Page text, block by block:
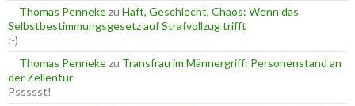
Thomas Pennekezu Haft, Geschlecht, Chaos: Wenn das
Selbstbestimmungsgesetz auf Strafvollzug trifft
:-)
Thomas Pennekezu Transfrau im Männergriff: Personenstand an
der Zellentür
Pssssst!